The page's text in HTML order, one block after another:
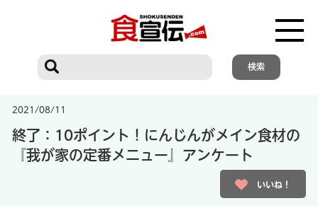
2021/08/11
終了：10ポイント！にんじんがメイン食材の
『我が家の定番メニュー』アンケート
いいね！